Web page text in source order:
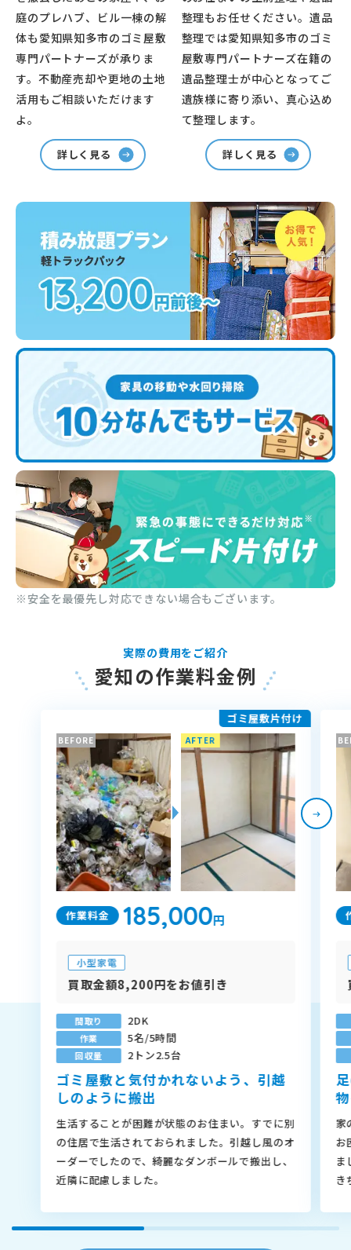
庭のプレハブ、ビル一棟の解
体も愛知県知多市のゴミ屋敷
専門パートナーズが承りま
す。不動産売却や更地の土地
活用もご相談いただけます
よ。
詳しく見る
整理もお任せください。遺品
整理では愛知県知多市のゴミ
屋敷専門パートナーズ在籍の
遺品整理士が中心となってご
遺族様に寄り添い、真心込め
て整理します。
詳しく見る
※安全を最優先し対応できない場合もございます。
実際の費用をご紹介
愛知の作業料金例
ゴミ屋敷片付け
BEFORE AFTER
作業料金 185,000円
小型家電
買取金額8,200円をお値引き
間取り 2DK
作業 5名/5時間
回収量 2トン2.5台
ゴミ屋敷と気付かれないよう、引越
しのように搬出
生活することが困難が状態のお住まい。すでに別
の住居で生活されておられました。引越し風のオ
ーダーでしたので、綺麗なダンボールで搬出し、
近隣に配慮しました。
家
お
ま
き